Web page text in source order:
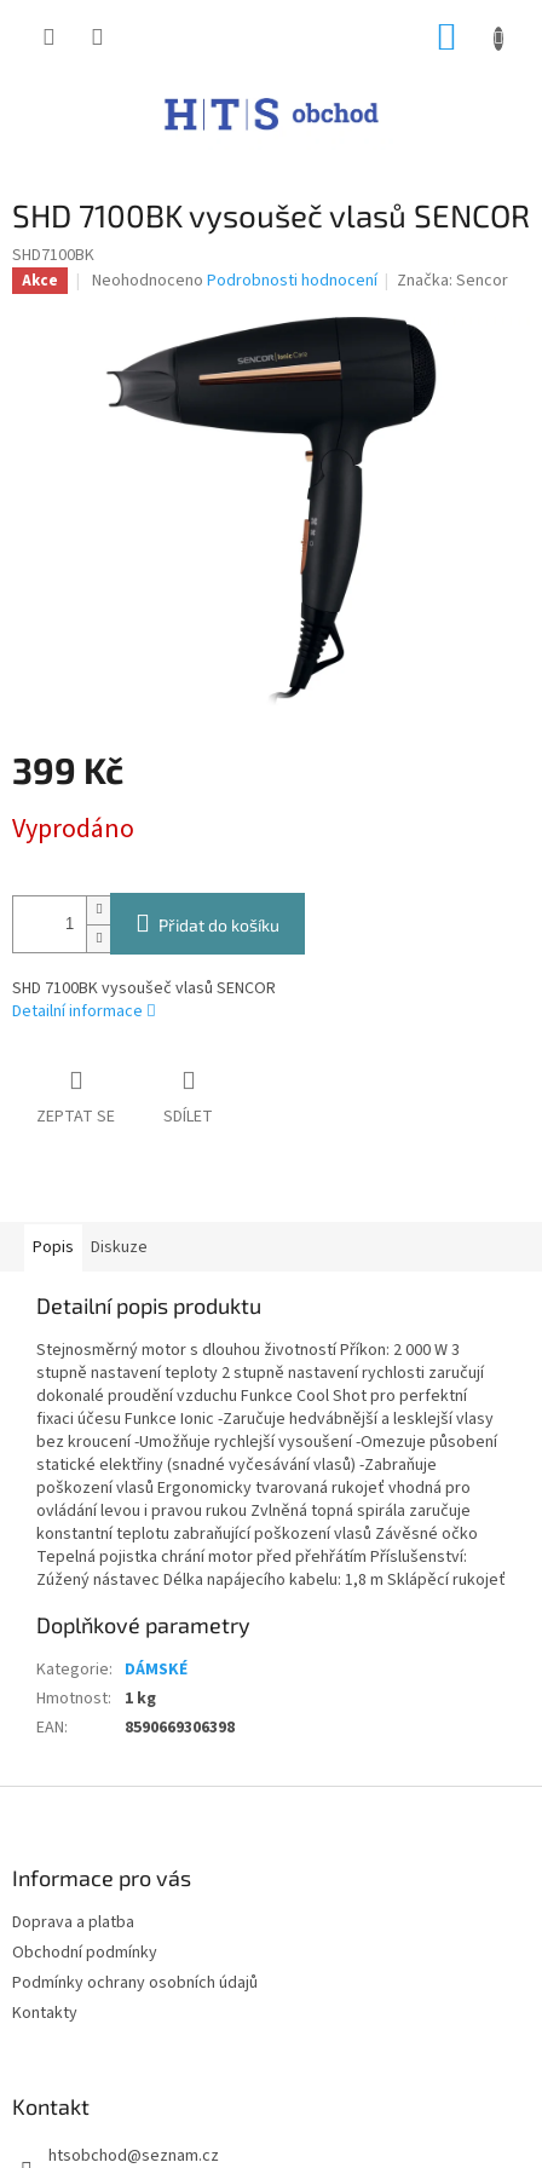
SHD 7100BK vysoušeč vlasů SENCOR
SHD7100BK
Akce
Průměrné
0,0
Neohodnoceno Podrobnosti hodnocení Značka:Sencor
399 Kč
cena:
Vyprodáno
Přidat do košíku
SHD 7100BK vysoušeč vlasů SENCOR
Detailní informace
ZEPTAT SE SDÍLET
Popis Diskuze
Detailní popis produktu
Stejnosměrný motor s dlouhou životností Příkon: 2 000 W 3
stupně nastavení teploty 2 stupně nastavení rychlosti zaručují
dokonalé proudění vzduchu Funkce Cool Shot pro perfektní
fixaci účesu Funkce Ionic -Zaručuje hedvábnější a lesklejší vlasy
bez kroucení -Umožňuje rychlejší vysoušení -Omezuje působení
statické elektřiny (snadné vyčesávání vlasů) -Zabraňuje
poškození vlasů Ergonomicky tvarovaná rukojeť vhodná pro
ovládání levou i pravou rukou Zvlněná topná spirála zaručuje
konstantní teplotu zabraňující poškození vlasů Závěsné očko
Tepelná pojistka chrání motor před přehřátím Příslušenství:
Zúžený nástavec Délka napájecího kabelu: 1,8 m Sklápěcí rukojeť
Doplňkové parametry
Kategorie: DÁMSKÉ
Hmotnost:
1 kg
EAN: 8590669306398
Informace pro vás
Doprava a platba
Obchodní podmínky
Podmínky ochrany osobních údajů
Kontakty
Kontakt
htsobchod@seznam.cz